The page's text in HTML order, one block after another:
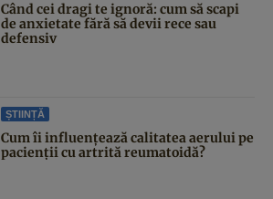
Când cei dragi te ignoră: cum să scapi
de anxietate fără să devii rece sau
defensiv
ȘTIINȚĂ
Cum îi influențează calitatea aerului pe
pacienții cu artrită reumatoidă?